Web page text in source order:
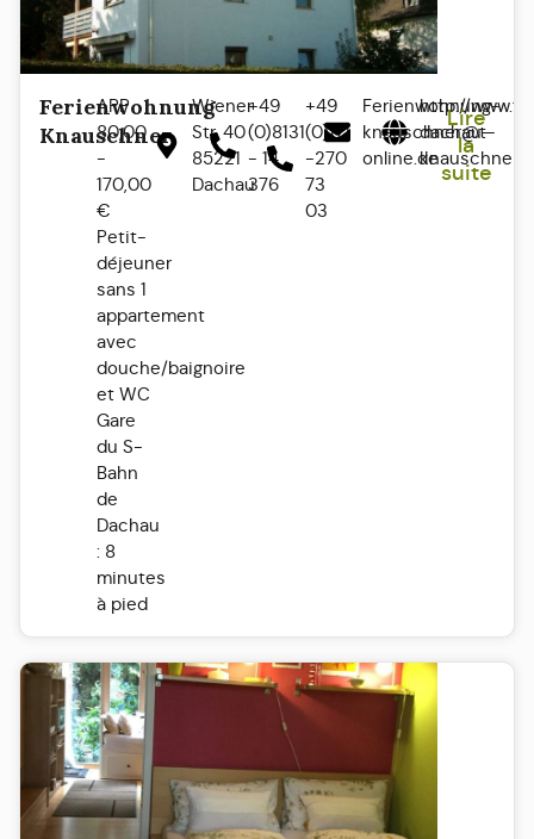
Ferienwohnung
Knauschner
APP
80,00
-
170,00
€
Petit-
déjeuner
sans 1
appartement
avec
douche/baignoire
et WC
Gare
du S-
Bahn
de
Dachau
: 8
minutes
à pied
Wiener
Str. 40
85221
Dachau
+49
(0)8131
- 14
376
+49
(0)171
-270
73
03
Ferienwohnung-
knauschner@t-
online.de
http://
dachau-
Lire
la
suite